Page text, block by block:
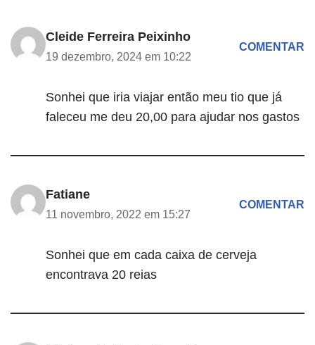
Cleide Ferreira Peixinho
19 dezembro, 2024 em 10:22
COMENTAR
Sonhei que iria viajar então meu tio que já
faleceu me deu 20,00 para ajudar nos gastos
Fatiane
11 novembro, 2022 em 15:27
COMENTAR
Sonhei que em cada caixa de cerveja
encontrava 20 reias